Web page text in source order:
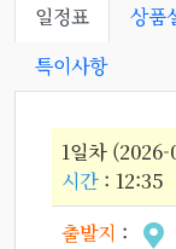
일정표 상품
특이사항
1일차
시간: 12:35
출발지 :